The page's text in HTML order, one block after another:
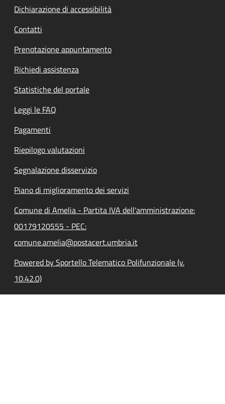
Dichiarazione di accessibilità
Contatti
Prenotazione appuntamento
Richiedi assistenza
Statistiche del portale
Leggi le FAQ
Pagamenti
Riepilogo valutazioni
Segnalazione disservizio
Piano di miglioramento dei servizi
Comune di Amelia - Partita IVA dell'amministrazione:
00179120555 - PEC:
comune.amelia@postacert.umbria.it
Powered by Sportello Telematico Polifunzionale (v.
10.42.0)